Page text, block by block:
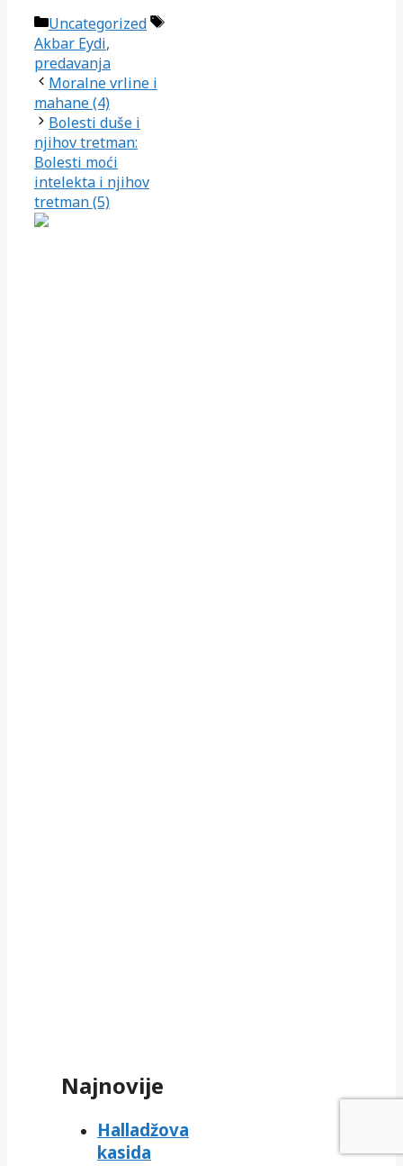
Kategorije
Uncategorized
Oznake
Akbar Eydi,
predavanja
Moralne vrline i
mahane (4)
Bolesti duše i
njihov tretman:
Bolesti moći
intelekta i njihov
tretman (5)
Najnovije
Halladžova
kasida